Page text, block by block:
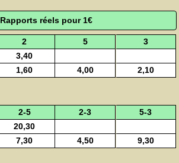
Rapports réels pour 1€
2 5
3
3,40
1,60 4,00 2,10
2-5 2-3
5-3
20,30
7,30 4,50 9,30